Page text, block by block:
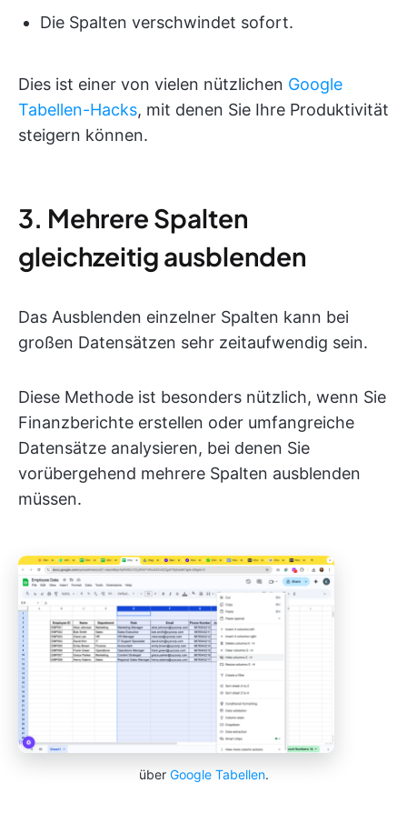
Die Spalten verschwindet sofort.
Dies ist einer von vielen nützlichen Google
Tabellen-Hacks, mit denen Sie Ihre Produktivität
steigern können.
3. Mehrere Spalten
gleichzeitig ausblenden
Das Ausblenden einzelner Spalten kann bei
großen Datensätzen sehr zeitaufwendig sein.
Diese Methode ist besonders nützlich, wenn Sie
Finanzberichte erstellen oder umfangreiche
Datensätze analysieren, bei denen Sie
vorübergehend mehrere Spalten ausblenden
müssen.
über Google Tabellen.